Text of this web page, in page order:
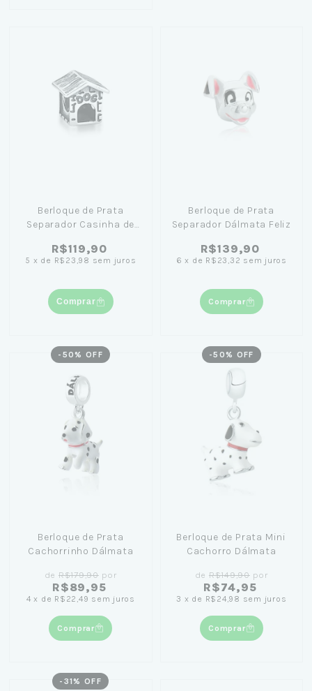
Berloque de Prata
Separador Casinha de
Celebre o amor pelos
cães em grande estilo!
R$119,90
5 x de R$23,98 sem juros
Comprar
Berloque de Prata
Separador Dálmata Feliz
R$139,90
6 x de R$23,32 sem juros
Comprar
- 50 % OFF
Berloque de Prata
Cachorrinho Dálmata
de R$179,90por
R$89,95
4 x de R$22,49 sem juros
Comprar
-50 % OFF
Berloque de Prata Mini
Cachorro Dálmata
de R$149,90por
R$74,95
3 x de R$24,98 sem juros
Comprar
- 31 % OFF